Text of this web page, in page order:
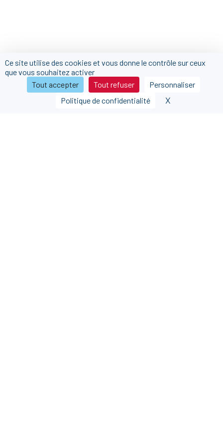
Ce site utilise des cookies et vous donne le contrôle sur ceux
que vous souhaitez activer
Tout accepter
Tout refuser
Personnaliser
Politique de confidentialité
X